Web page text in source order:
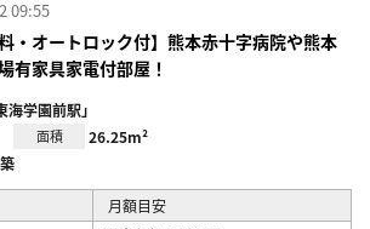
09:55
・オートロック付】熊本赤十字病院や熊本
有家具家電付部屋！
学園前駅」
面積 26.25m²
月額目安